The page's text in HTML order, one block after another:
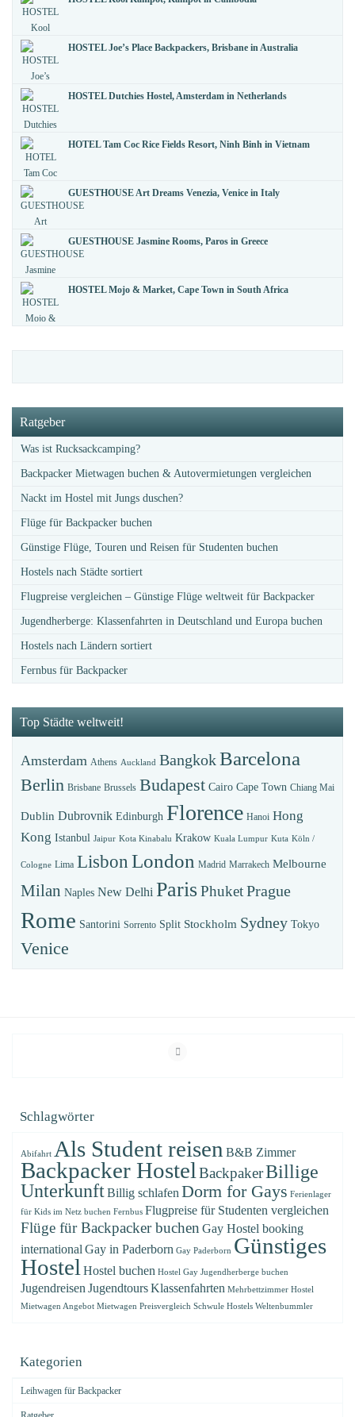
HOSTEL Joe’s Place Backpackers, Brisbane in Australia
HOSTEL Dutchies Hostel, Amsterdam in Netherlands
HOTEL Tam Coc Rice Fields Resort, Ninh Binh in Vietnam
GUESTHOUSE Art Dreams Venezia, Venice in Italy
GUESTHOUSE Jasmine Rooms, Paros in Greece
HOSTEL Mojo & Market, Cape Town in South Africa
Ratgeber
Was ist Rucksackcamping?
Backpacker Mietwagen buchen & Autovermietungen vergleichen
Nackt im Hostel mit Jungs duschen?
Flüge für Backpacker buchen
Günstige Flüge, Touren und Reisen für Studenten buchen
Hostels nach Städte sortiert
Flugpreise vergleichen – Günstige Flüge weltweit für Backpacker
Jugendherberge: Klassenfahrten in Deutschland und Europa buchen
Hostels nach Ländern sortiert
Fernbus für Backpacker
Top Städte weltweit!
Amsterdam Athens Auckland BangkokBarcelona
Berlin Brisbane Brussels Budapest Cairo Cape Town Chiang Mai
Dublin Dubrovnik Edinburgh Florence Hanoi Hong
Kong Istanbul Jaipur Kota Kinabalu Krakow Kuala Lumpur Kuta Köln /
Cologne Lima Lisbon London Madrid Marrakech Melbourne
Milan Naples New Delhi ParisPhuketPrague
Rome Santorini Sorrento Split Stockholm Sydney Tokyo
Venice
Schlagwörter
Abifahrt Als Student reisen B&B Zimmer
Backpacker Hostel BackpakerBillige
UnterkunftBillig schlafen Dorm for Gays Ferienlager
für Kids im Netz buchen Fernbus Flugpreise für Studenten vergleichen
Flüge für Backpacker buchen Gay Hostel booking
international Gay in Paderborn Gay Paderborn Günstiges
Hostel Hostel buchen Hostel Gay Jugendherberge buchen
Jugendreisen JugendtoursKlassenfahrten Mehrbettzimmer Hostel
Mietwagen Angebot Mietwagen Preisvergleich Schwule Hostels Weltenbummler
Kategorien
Leihwagen für Backpacker